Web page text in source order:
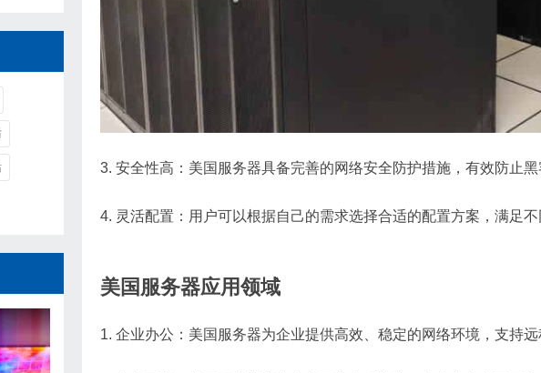
3. 安全性高：美国服务器具备完善的网络安全防护措施，有效防止
4. 灵活配置：用户可以根据自己的需求选择合适的配置方案，满足
美国服务器应用领域
1. 企业办公：美国服务器为企业提供高效、稳定的网络环境，支持